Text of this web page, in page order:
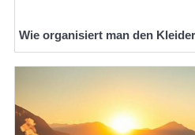
Wie organisiert man den